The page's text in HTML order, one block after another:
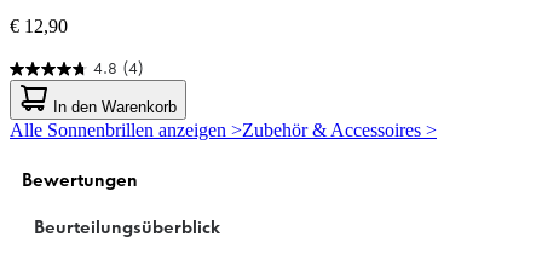
€ 12,90
4.8 (4)
4.8
von
5
Sternen.
Bewertungen
In den Warenkorb
Alle Sonnenbrillen anzeigen >Zubehör & Accessoires >